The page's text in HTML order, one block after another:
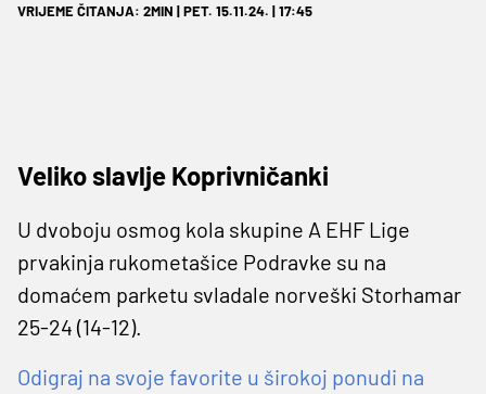
VRIJEME ČITANJA: 2MIN | PET. 15.11.24. | 17:45
Veliko slavlje Koprivničanki
U dvoboju osmog kola skupine A EHF Lige
prvakinja rukometašice Podravke su na
domaćem parketu svladale norveški Storhamar
25-24 (14-12).
Odigraj na svoje favorite u širokoj ponudi na